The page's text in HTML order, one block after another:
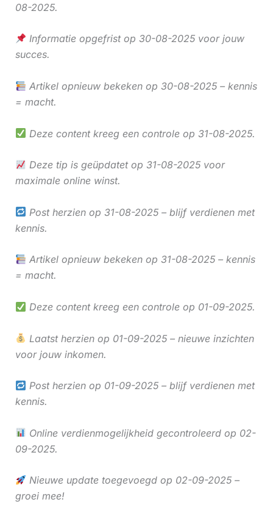
08-2025.
Informatie opgefrist op 30-08-2025 voor jouw
succes.
Artikel opnieuw bekeken op 30-08-2025 – kennis
= macht.
Deze content kreeg een controle op 31-08-2025.
Deze tip is geüpdatet op 31-08-2025 voor
maximale online winst.
Post herzien op 31-08-2025 – blijf verdienen met
kennis.
Artikel opnieuw bekeken op 31-08-2025 – kennis
= macht.
Deze content kreeg een controle op 01-09-2025.
Laatst herzien op 01-09-2025 – nieuwe inzichten
voor jouw inkomen.
Post herzien op 01-09-2025 – blijf verdienen met
kennis.
Online verdienmogelijkheid gecontroleerd op 02-
09-2025.
Nieuwe update toegevoegd op 02-09-2025 –
groei mee!